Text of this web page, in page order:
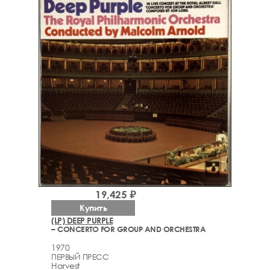
(LP) DEEP PURPLE
– CONCERTO FOR GROUP AND ORCHESTRA
1970
ПЕРВЫЙ ПРЕСС
Harvest
19,425 ₽
Купить